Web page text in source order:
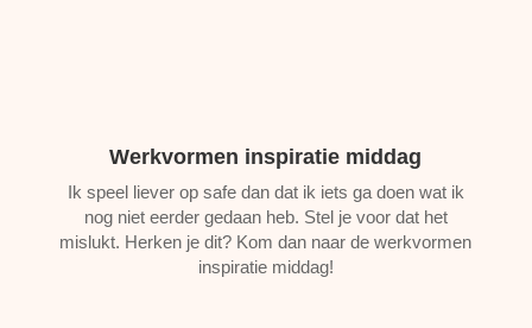
Werkvormen inspiratie middag
Ik speel liever op safe dan dat ik iets ga doen wat ik
nog niet eerder gedaan heb. Stel je voor dat het
mislukt. Herken je dit? Kom dan naar de werkvormen
inspiratie middag!